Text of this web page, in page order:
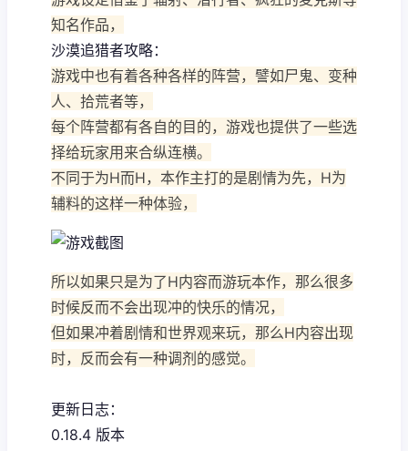
知名作品，
沙漠追猎者攻略：
游戏中也有着各种各样的阵营，譬如尸鬼、变种
人、拾荒者等，
每个阵营都有各自的目的，游戏也提供了一些选
择给玩家用来合纵连横。
不同于为H而H，本作主打的是剧情为先，H为
辅料的这样一种体验，
所以如果只是为了H内容而游玩本作，那么很多
时候反而不会出现冲的快乐的情况，
但如果冲着剧情和世界观来玩，那么H内容出现
时，反而会有一种调剂的感觉。
更新日志：
0.18.4 版本